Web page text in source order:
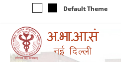
Default Theme